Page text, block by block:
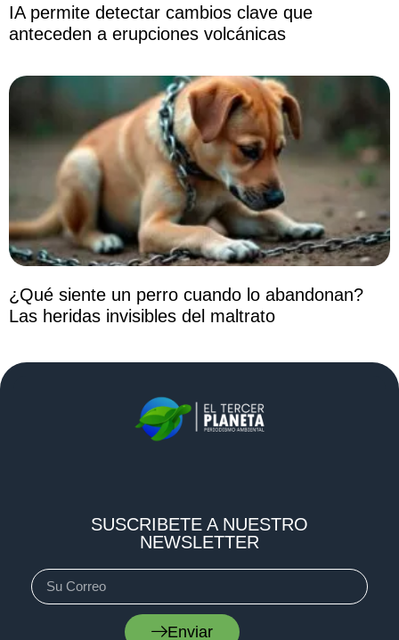
IA permite detectar cambios clave que
anteceden a erupciones volcánicas
¿Qué siente un perro cuando lo abandonan?
Las heridas invisibles del maltrato
SUSCRIBETE A NUESTRO
NEWSLETTER
Enviar